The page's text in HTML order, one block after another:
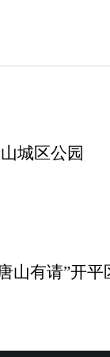
城区公园
山有请”开